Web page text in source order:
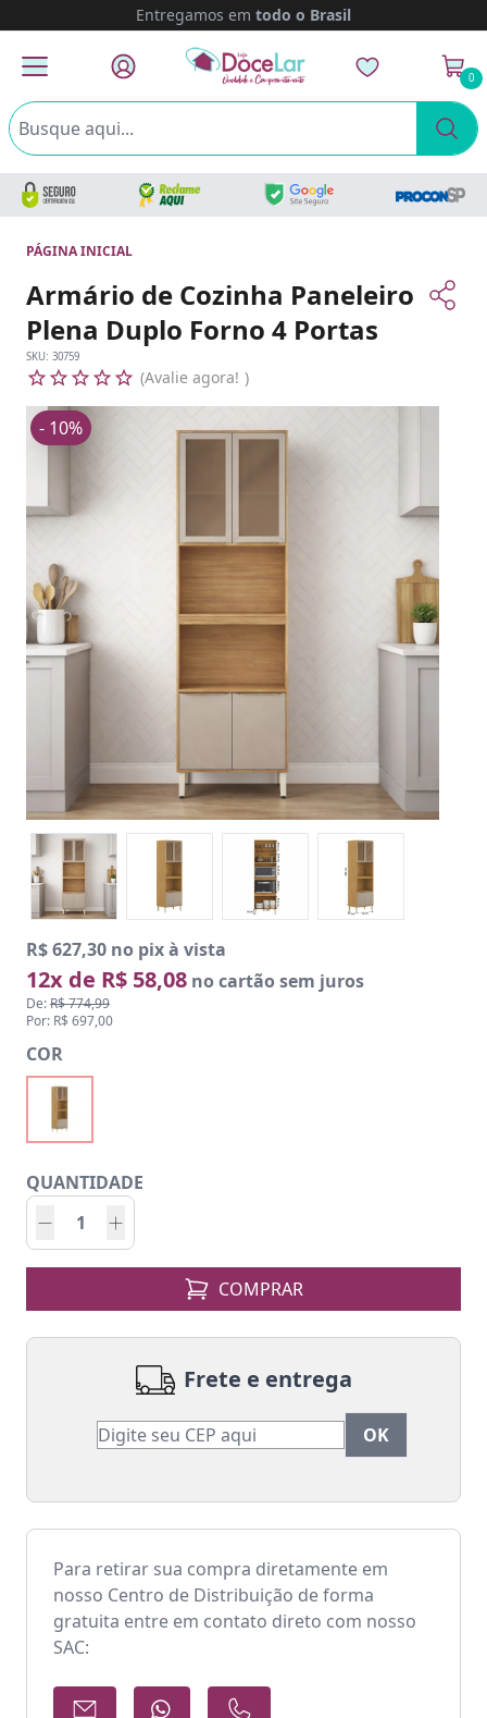
Entregamos em todo o Brasil
0
PÁGINA INICIAL
Armário de Cozinha Paneleiro
Plena Duplo Forno 4 Portas
SKU: 30759
Avalie agora!
R$ 627,30 no pix à vista
12x de R$ 58,08 no cartão sem juros
De:R$ 774,99
Por: R$ 697,00
- 10%
COR
QUANTIDADE
COMPRAR
Frete e entrega
Para retirar sua compra diretamente em
nosso Centro de Distribuição de forma
gratuita entre em contato direto com nosso
SAC: